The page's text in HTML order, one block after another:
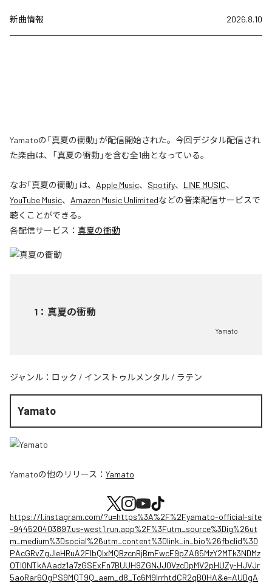
新曲情報 2026.8.10
Yamatoの「真夏の衝動」が配信開始された。今回デジタル配信され
た楽曲は、「真夏の衝動」を含む全1曲となっている。
なお「真夏の衝動」は、 Apple Music、 Spotify、 LINE MUSIC、
YouTube Music、 Amazon Music Unlimitedなどの音楽配信サービスで
聴くことができる。
各配信サービス： 真夏の衝動
1 ： 真夏の衝動
Yamato
ジャンル： ロック / インストゥルメンタル / ラテン
Yamato
Yamatoの他のリリース： Yamato
https://l.instagram.com/?u=https%3A%2F%2Fyamato-official-site
-944520403897.us-west1.run.app%2F%3Futm_source%3Dig%26ut
m_medium%3Dsocial%26utm_content%3Dlink_in_bio%26fbclid%3D
PAcGRvZgJleHRuA2FlbQIxMQBzcnRjBmFwcF9pZA85MzY2MTk3NDMz
OTI0NTkAAadz1a7zGSExFn7BUUH9ZGNJJ0VzcDpMV2pHUZy-HJVJr
5aoRar6OgPS9MQT9Q_aem_d8_Tc6M9lrrhtdCR2qB0HA&e=AUDgA